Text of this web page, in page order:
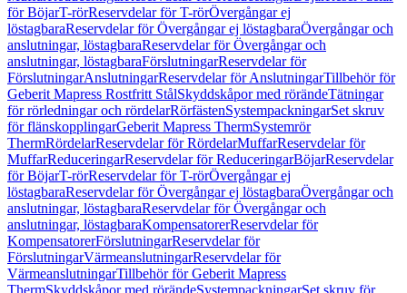
för BöjarT-rörReservdelar för T-rörÖvergångar ej
löstagbaraReservdelar för Övergångar ej löstagbaraÖvergångar och
anslutningar, löstagbaraReservdelar för Övergångar och
anslutningar, löstagbaraFörslutningarReservdelar för
FörslutningarAnslutningarReservdelar för AnslutningarTillbehör för
Geberit Mapress Rostfritt StålSkyddskåpor med rörändeTätningar
för rörledningar och rördelarRörfästenSystempackningarSet skruv
för flänskopplingarGeberit Mapress ThermSystemrör
ThermRördelarReservdelar för RördelarMuffarReservdelar för
MuffarReduceringarReservdelar för ReduceringarBöjarReservdelar
för BöjarT-rörReservdelar för T-rörÖvergångar ej
löstagbaraReservdelar för Övergångar ej löstagbaraÖvergångar och
anslutningar, löstagbaraReservdelar för Övergångar och
anslutningar, löstagbaraKompensatorerReservdelar för
KompensatorerFörslutningarReservdelar för
FörslutningarVärmeanslutningarReservdelar för
VärmeanslutningarTillbehör för Geberit Mapress
ThermSkyddskåpor med rörändeSystempackningarSet skruv för